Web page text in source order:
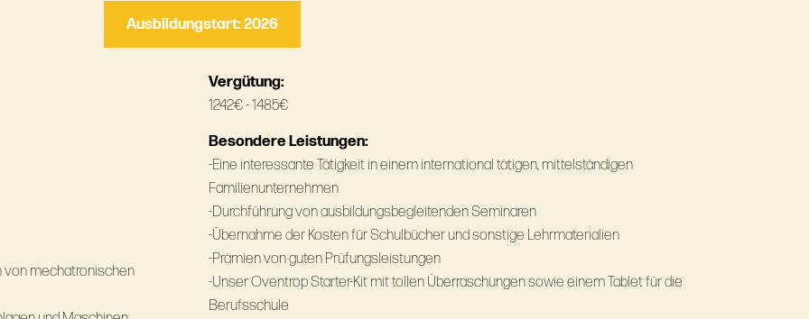
Ausbildungstart: 2026
von mechatronischen
Vergütung:
1242€ - 1485€
Besondere Leistungen:
-Eine interessante Tätigkeit in einem international tätigen, mittelständigen
Familienunternehmen
-Durchführung von ausbildungsbegleitenden Seminaren
-Übernahme der Kosten für Schulbücher und sonstige Lehrmaterialien
-Prämien von guten Prüfungsleistungen
-Unser Oventrop Starter-Kit mit tollen Überraschungen sowie einem Tablet für die
Berufsschule